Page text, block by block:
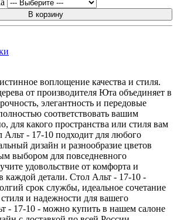
В корзину
воплощение качества и стиля.
от производителя Юта объединяет в
элегантность и передовые
соответствовать вашим
для какого пространства или стиля вам
Альт - 17-10 подходит для любого
дизайн и разнообразие цветов
выбором для повседневного
удовольствие от комфорта и
каждой детали. Стол Альт - 17-10 -
срок службы, идеальное сочетание
и надежности для вашего
- 17-10 - можно купить в нашем салоне